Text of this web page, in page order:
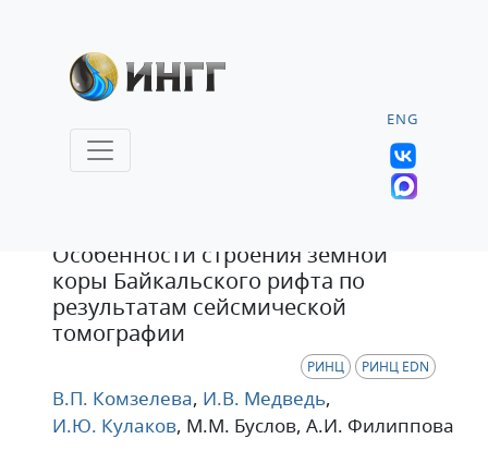
ENG
Особенности строения земной
коры Байкальского рифта по
результатам сейсмической
томографии
РИНЦ РИНЦ EDN
В.П. Комзелева, И.В. Медведь,
И.Ю. Кулаков, М.М. Буслов, А.И. Филиппова